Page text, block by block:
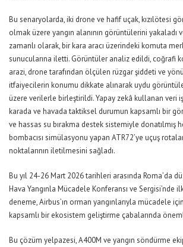
Bu senaryolarda, iki drone ve hafif uçak, kızılötesi
olmak üzere yangın alanının görüntülerini yakaladı
zamanlı olarak, bir kara aracı üzerindeki komuta
sunucularına iletti. Görüntüler analiz edildi, coğrafi
arazi, drone tarafından ölçülen rüzgar şiddeti ve
itfaiyecilerin konumu dikkate alınarak uydu
üzere verilerle birleştirildi. Yapay zekâ kullanan veri
karada ve havada taktiksel durumun kapsamlı bir
ve hassas su bırakma destek sistemiyle donatılmış
bombacısı simülasyonu yapan ATR72’ye uçuş
noktalarının iletilmesini sağladı.
Bu yıl 24-26 Mart 2026 tarihleri ​​arasında Roma’da
Hava Yangınla Mücadele Konferansı ve Sergisi’nde
deneme, Airbus’ın orman yangınlarıyla mücadele
kapsamlı bir ekosistem geliştirme çabalarında
Bu çözüm yelpazesi, A400M ve yangın söndürme